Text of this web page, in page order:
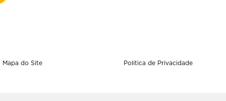
Mapa do Site Politica de Privacidade